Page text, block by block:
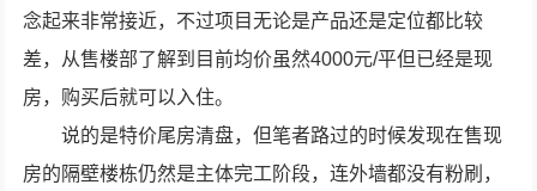
念起来非常接近，不过项目无论是产品还是定位都比较
差，从售楼部了解到目前均价虽然4000元/平但已经是现
房，购买后就可以入住。
说的是特价尾房清盘，但笔者路过的时候发现在售现
房的隔壁楼栋仍然是主体完工阶段，连外墙都没有粉刷，